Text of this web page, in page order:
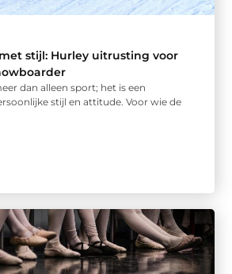
stijl: Hurley uitrusting voor
dan alleen sport; het is een
stijl en attitude. Voor wie de